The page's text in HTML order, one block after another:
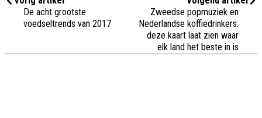
De acht grootste
voedseltrends van 2017
Zweedse popmuziek en
Nederlandse koffiedrinkers:
deze kaart laat zien waar
elk land het beste in is